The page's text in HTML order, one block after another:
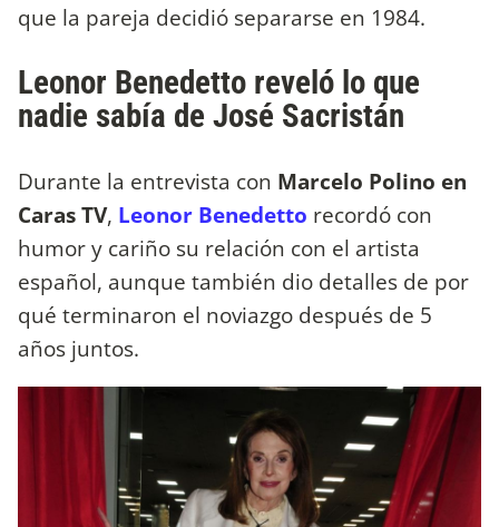
que la pareja decidió separarse en 1984.
Leonor Benedetto reveló lo que
nadie sabía de José Sacristán
Durante la entrevista con Marcelo Polino en
Caras TV, Leonor Benedetto recordó con
humor y cariño su relación con el artista
español, aunque también dio detalles de por
qué terminaron el noviazgo después de 5
años juntos.